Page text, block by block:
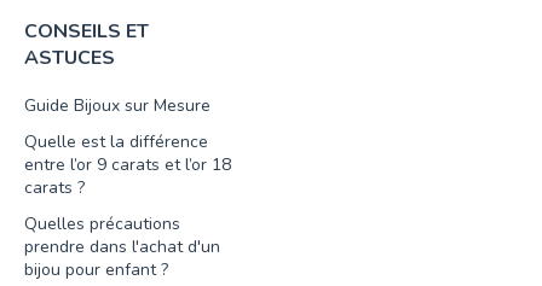
CONSEILS ET
ASTUCES
Guide Bijoux sur Mesure
Quelle est la différence
entre l’or 9 carats et l’or 18
carats ?
Quelles précautions
prendre dans l'achat d'un
bijou pour enfant ?